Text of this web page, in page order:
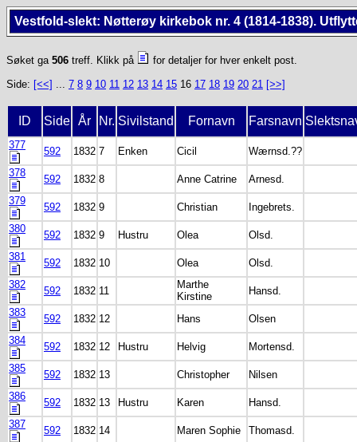
Vestfold-slekt: Nøtterøy kirkebok nr. 4 (1814-1838).
Søket ga 506 treff. Klikk på
for detaljer for hver enkelt post.
Side: [<<] ... 7 8 9 10 11 12 13 14 15 16 17 18 19 20 21 [>>]
ID Side År Nr. Sivilstand Fornavn Farsnavn
377
592 1832 7 Enken Cicil
Wærnsd.??
378
592 1832 8 Anne Catrine
Arnesd.
379
592 1832 9 Christian
Ingebrets.
380
592 1832 9 Hustru Olea
Olsd.
381
592 1832 10 Olea
Olsd.
382
592 1832 11
Marthe
Kirstine
Hansd.
383
592 1832 12 Hans
Olsen
384
592 1832 12 Hustru Helvig
Mortensd.
385
592 1832 13 Christopher
Nilsen
386
592 1832 13 Hustru Karen
Hansd.
387
592 1832 14 Maren Sophie
Thomasd.